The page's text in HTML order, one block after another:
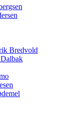
Bredvold